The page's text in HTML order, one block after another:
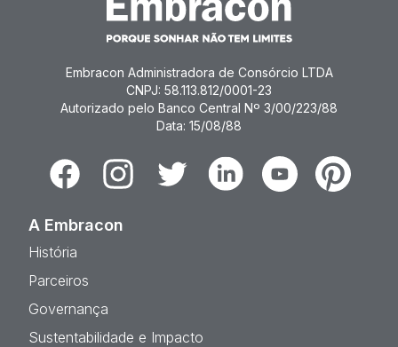
Embracon Administradora de Consórcio LTDA
CNPJ: 58.113.812/0001-23
Autorizado pelo Banco Central Nº 3/00/223/88
Data: 15/08/88
FacebookInstagramTwitter LinkedinYoutubePinterest
A Embracon
História
Parceiros
Governança
Sustentabilidade e Impacto